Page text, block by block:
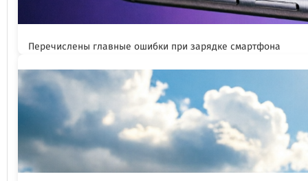
Перечислены главные ошибки при зарядке смартфона